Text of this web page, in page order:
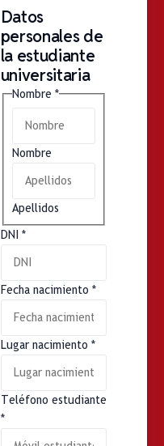
Datos
personales de
la estudiante
universitaria
Nombre *
Nombre
Apellidos
DNI *
Fecha nacimiento *
Lugar nacimiento *
Teléfono estudiante
*